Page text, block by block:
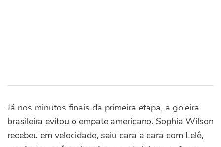
Já nos minutos finais da primeira etapa, a goleira
brasileira evitou o empate americano. Sophia Wilson
recebeu em velocidade, saiu cara a cara com Lelê,